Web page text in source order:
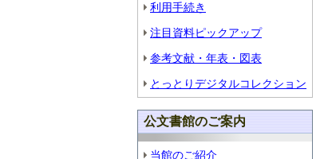
利用手続き
注目資料ピックアップ
参考文献・年表・図表
とっとりデジタルコレクション
公文書館のご案内
当館のご紹介